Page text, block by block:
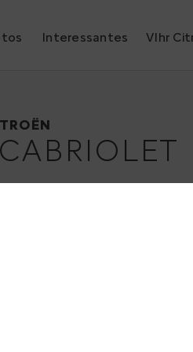
Interessantes VIhr